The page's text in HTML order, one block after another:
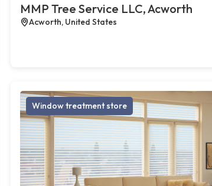
MMP Tree Service LLC, Acworth
Acworth, United States
Window treatment store